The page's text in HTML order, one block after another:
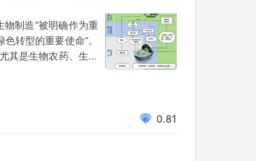
制造”被明确作为重
转型的重要使命”。
其是生物农药、生物
“十五五”规划建议
0.81